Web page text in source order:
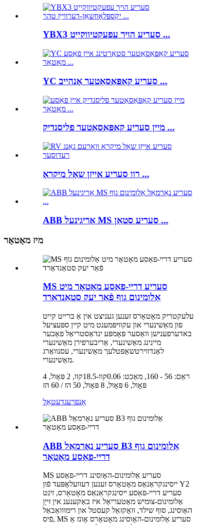
YBX3 סעריע הויך עפעקטיווקייַט ...
YC סעריע קאַפּאַסאַטער אָנהייב ...
מיין סעריע קאַפּאַסאַטער פליסנדיק ...
רוו סעריע אייַזן שאָל מיקראָ ...
ABB אָריגינעל MS סעריע סטאַן ...
מיז מאָטאָר
MS סעריע דריי-פאַסע מאָטאָר מיט
אַלומינום גוף פֿאַר יעק סטאַנדאַרד
עלעקטריק מאָטאָרס זענען געניצט אין אַ ברייט קייט
פון מאַשינערי און עקוויפּמענט מיט קיין ספּעציעל
באדערפענישן וואַסער פּאָמפּע ינדאַסטריאַל פאָכער
מיינינג מאַשינערי, אַריבערפירן מאַשינערי
לאַנדווירטשאַפטלעך מאַשינערי, עסנוואַרג
מאַשינערי.
ראַם: 56 - 160, מאַכט: 0.06קוו-18.5קוו, 2 פּאָול, 4
פּאָול, 6 פּאָול, 8 פּאָול, 50 הז / 60 הז
אָנפרעגדעטאַל
ABB סעריע נאָרמאַל B3 אַלומינום גוף
דריי-פאַסע מאָטאָר
MS סעריע אַלומינום-האָוסינג דריי-פאַסע
ייסינגקראַנאַס מאָטאָרס זענען דעוועלאָפּעד פֿון Y2
סעריע דריי-פאַסע ייסינגקראַנאַס מאָטאָרס, זינט
אַלומינום-צומיש מאַטעריאַל איז באַקענענ אין זייַן
האָוסינג, סוף שילד, וואָקזאַל קעסטל און רימווואַבאַל
פֿיס, MS סעריע אַלומינום-האָוסינג מאָטאָרס אָונז אַ